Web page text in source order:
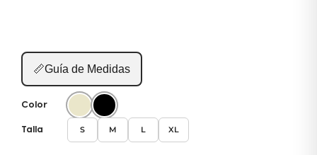
📏Guía de Medidas
Color
Talla S M L XL